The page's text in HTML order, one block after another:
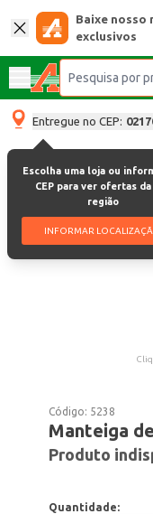
Baixe nosso
exclusivos
Entregue no CEP:
Escolha uma loja ou
CEP para ver ofertas da
região
INFORMAR
Código: 5238
Manteiga
Produto
Quantidade: